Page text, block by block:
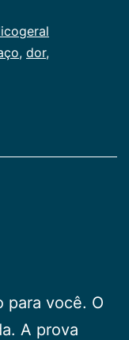
, dor,
para você. O
A prova